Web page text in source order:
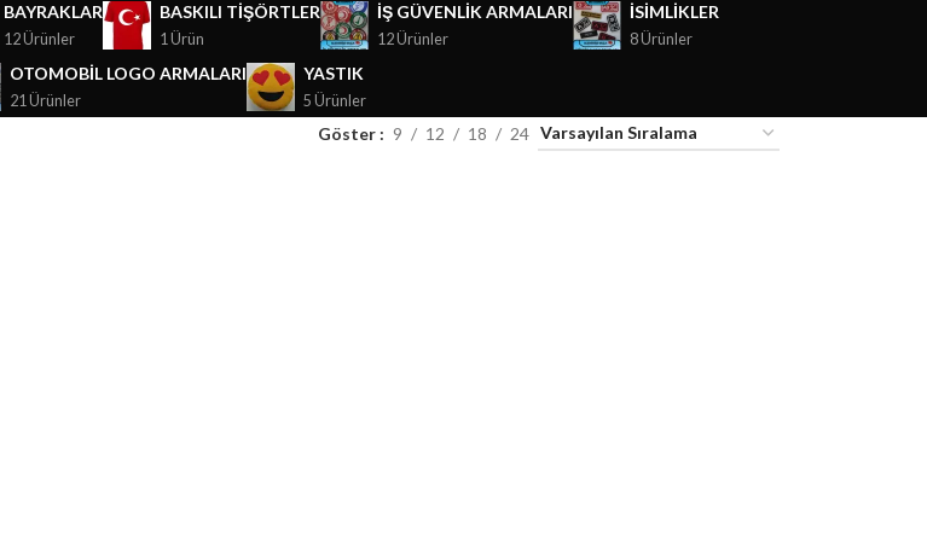
BAYRAKLAR
12 Ürünler
BASKILI TIŞÖRTLER
1 Ürün
İŞ GÜVENLIK ARMALARI
12 Ürünler
ISIMLIKLER
8 Ürünler
OTOMOBIL LOGO ARMALARI
21 Ürünler
YASTIK
5 Ürünler
Göster 9 12 18 24